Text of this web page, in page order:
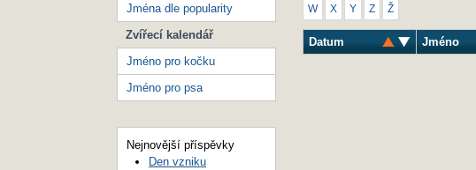
W X Y Z Ž
Datum Jméno
Jména dle popularity
Zvířecí kalendář
Jméno pro kočku
Jméno pro psa
Nejnovější příspěvky
Den vzniku